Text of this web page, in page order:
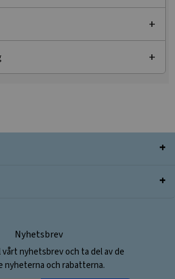
Nyhetsbrev
vårt nyhetsbrev och ta del av de
nyheterna och rabatterna.